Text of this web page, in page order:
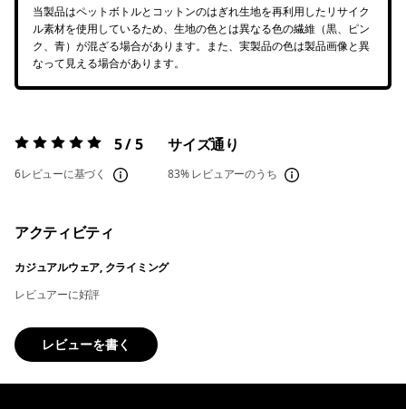
当製品はペットボトルとコットンのはぎれ生地を再利用したリサイク
ル素材を使用しているため、生地の色とは異なる色の繊維（黒、ピン
ク、青）が混ざる場合があります。また、実製品の色は製品画像と異
なって見える場合があります。
評価:5 / 5 5 / 5
6レビューに基づく
サイズ通り
83%レビュアーのうち
アクティビティ
カジュアルウェア, クライミング
レビュアーに好評
レビューを書く